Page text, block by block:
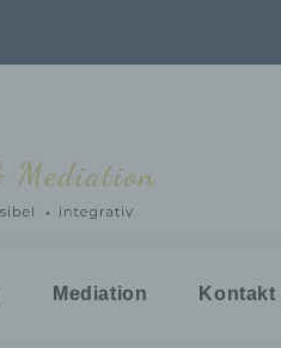
Mediation Kontakt